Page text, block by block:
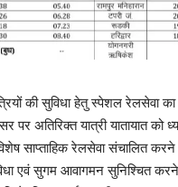
की सुविधा हेतु स्पेशल रेलसेवा
पर अतिरिक्त यात्री यातायात को
साप्ताहिक रेलसेवा संचालित करने
एवं सुगम आवागमन सुनिश्चित